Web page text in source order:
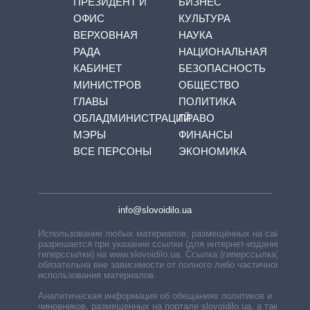
ОФИС
ВЕРХОВНАЯ
РАДА
КАБИНЕТ
МИНИСТРОВ
ГЛАВЫ
ОБЛАДМИНИСТРАЦИЙ
МЭРЫ
ВСЕ ПЕРСОНЫ
КУЛЬТУРА
НАУКА
НАЦИОНАЛЬНАЯ
БЕЗОПАСНОСТЬ
ОБЩЕСТВО
ПОЛИТИКА
ПРАВО
ФИНАНСЫ
ЭКОНОМИКА
info@slovoidilo.ua
Использование любых материалов, размещённых на сайте,
разрешается при указании ссылки (для интернет-изданий —
гиперссылки) на www.slovoidilo.ua. Ссылка (гиперссылка)
обязательна вне зависимости от полного либо частичного
использования материалов.
Аналитическая информация об обещаниях политиков и
чиновников, размещенных на портале slovoidilo.ua, а также